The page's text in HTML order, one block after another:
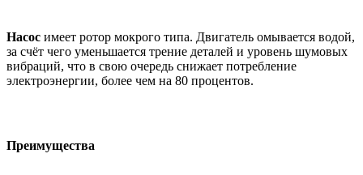
Насос имеет ротор мокрого типа. Двигатель омывается водой,
за счёт чего уменьшается трение деталей и уровень шумовых
вибраций, что в свою очередь снижает потребление
электроэнергии, более чем на 80 процентов.
Преимущества